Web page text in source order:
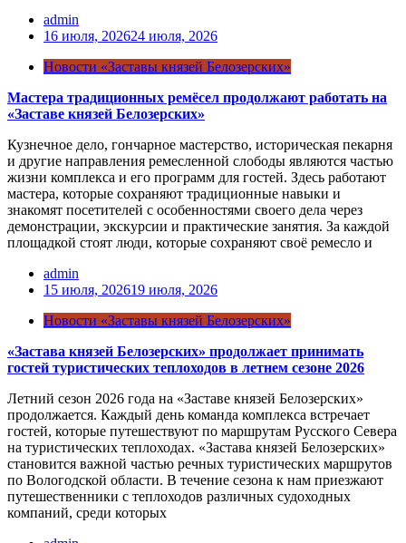
admin
16 июля, 202624 июля, 2026
Новости «Заставы князей Белозерских»
Мастера традиционных ремёсел продолжают работать на
«Заставе князей Белозерских»
Кузнечное дело, гончарное мастерство, историческая пекарня
и другие направления ремесленной слободы являются частью
жизни комплекса и его программ для гостей. Здесь работают
мастера, которые сохраняют традиционные навыки и
знакомят посетителей с особенностями своего дела через
демонстрации, экскурсии и практические занятия. За каждой
площадкой стоят люди, которые сохраняют своё ремесло и
admin
15 июля, 202619 июля, 2026
Новости «Заставы князей Белозерских»
«Застава князей Белозерских» продолжает принимать
гостей туристических теплоходов в летнем сезоне 2026
Летний сезон 2026 года на «Заставе князей Белозерских»
продолжается. Каждый день команда комплекса встречает
гостей, которые путешествуют по маршрутам Русского Севера
на туристических теплоходах. «Застава князей Белозерских»
становится важной частью речных туристических маршрутов
по Вологодской области. В течение сезона к нам приезжают
путешественники с теплоходов различных судоходных
компаний, среди которых